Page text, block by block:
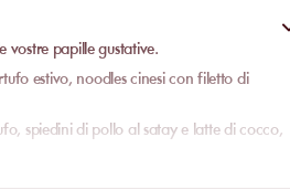
vostre papille gustative.
estivo, noodles cinesi con filetto di
spiedini di pollo al satay e latte di cocco,